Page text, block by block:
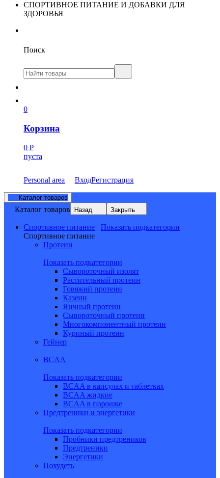
СПОРТИВНОЕ ПИТАНИЕ И ДОБАВКИ ДЛЯ
ЗДОРОВЬЯ
Поиск
0
Корзина
0 Р
пуста
Personal area ВходРегистрация
Каталог товаров
Каталог товаров Назад Закрыть
Спортивное питание
Показать подкатегории
Спортивное питание
Протеин
Показать подкатегории
Сывороточный изолят
Растительный протеин
Говяжий протеин
Казеин
Яичный протеин
Сывороточный протеин
Многокомпонентный протеин
Куриный протеин
Гейнер
BCAA
Показать подкатегории
BCAA в капсулах и таблетках
BCAA жидкие
BCAA в порошке
Предтреники и энергетики
Показать подкатегории
Пробники предтреников
Предтреники
Энергетики
Похудеть